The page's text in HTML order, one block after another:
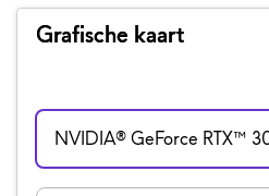
Grafische kaart
NVIDIA® GeForce RTX™